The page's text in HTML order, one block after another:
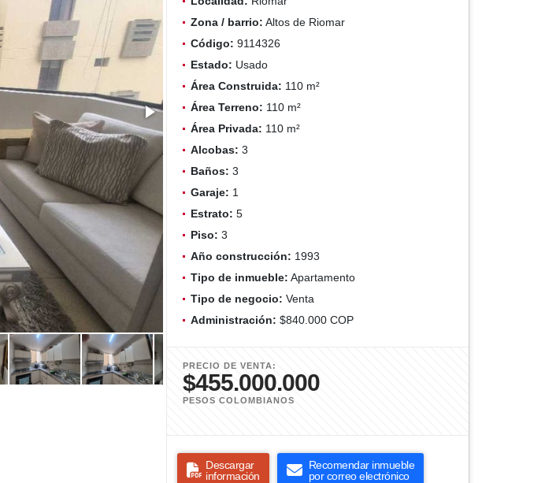
Zona / barrio: Altos de Riomar
Código: 9114326
Estado: Usado
Área Construida: 110 m²
Área Terreno: 110 m²
Área Privada: 110 m²
Alcobas: 3
Baños: 3
Garaje: 1
Estrato: 5
Piso: 3
Año construcción: 1993
Tipo de inmueble: Apartamento
Tipo de negocio: Venta
Administración: $840.000 COP
PRECIO DE VENTA:
$455.000.000
PESOS COLOMBIANOS
Descargar
información
Recomendar inmueble
por correo electrónico